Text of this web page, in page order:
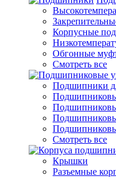
Корпусные
Обгонные
Смотреть все
Подшипники
Смотреть все
Крышки
Разъемные